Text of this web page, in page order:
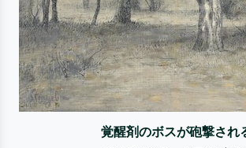
覚醒剤のボスが砲撃され